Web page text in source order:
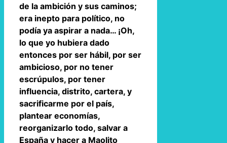
de la ambición y sus caminos;
era inepto para político, no
podía ya aspirar a nada… ¡Oh,
lo que yo hubiera dado
entonces por ser hábil, por ser
ambicioso, por no tener
escrúpulos, por tener
influencia, distrito, cartera, y
sacrificarme por el país,
plantear economías,
reorganizarlo todo, salvar a
España y hacer a Maolito